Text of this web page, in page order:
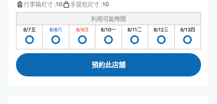
行李箱尺寸 :10 手提包尺寸 :10
利用可能時間
8/7五 8/8六 8/9日 8/10一 8/11二 8/12三 8/13四
預約此店舖